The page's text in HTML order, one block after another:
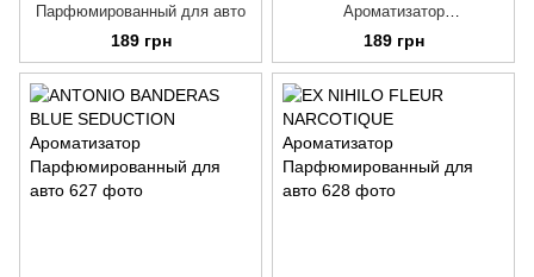
Парфюмированный для авто
189 грн
Ароматизатор
Парфюмированный для авто
189 грн